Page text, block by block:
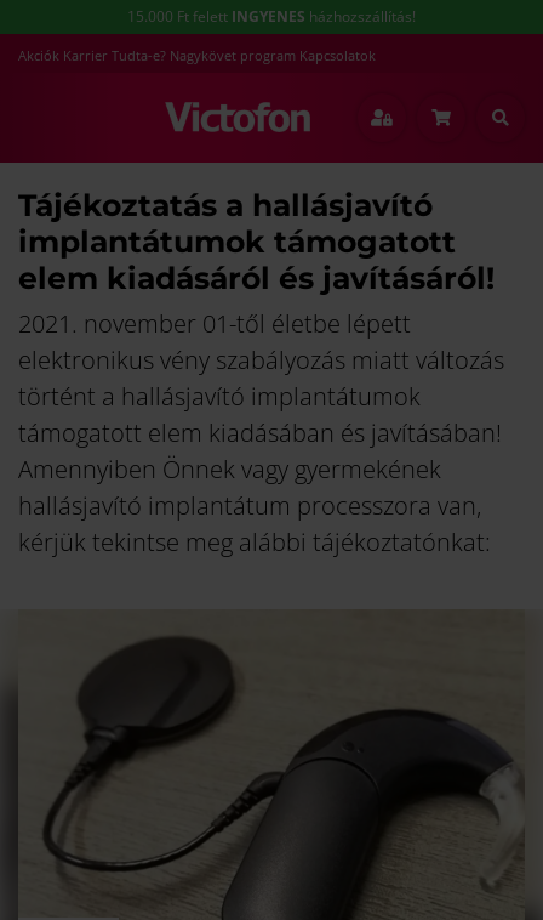
15.000 Ft felett INGYENES házhozszállítás!
Akciók Karrier Tudta-e? Nagykövet program Kapcsolatok
Tájékoztatás a hallásjavító
implantátumok támogatott
elem kiadásáról és javításáról!
2021. november 01-től életbe lépett
elektronikus vény szabályozás miatt változás
történt a hallásjavító implantátumok
támogatott elem kiadásában és javításában!
Amennyiben Önnek vagy gyermekének
hallásjavító implantátum processzora van,
kérjük tekintse meg alábbi tájékoztatónkat: